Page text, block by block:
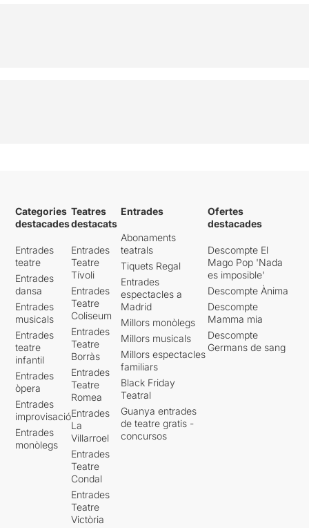
Categories
destacades
Entrades
teatre
Entrades
dansa
Entrades
musicals
Entrades
teatre
infantil
Entrades
òpera
Entrades
improvisació
Entrades
monòlegs
Teatres
destacats
Entrades
Teatre
Tívoli
Entrades
Teatre
Coliseum
Entrades
Teatre
Borràs
Entrades
Teatre
Romea
Entrades
La
Villarroel
Entrades
Teatre
Condal
Entrades
Teatre
Victòria
Entrades
Abonaments
teatrals
Tiquets Regal
Entrades
espectacles a
Madrid
Millors monòlegs
Millors musicals
Millors espectacles
familiars
Black Friday
Teatral
Guanya entrades
de teatre gratis -
concursos
Ofertes
destacades
Descompte El
Mago Pop 'Nada
es imposible'
Descompte Ànima
Descompte
Mamma mia
Descompte
Germans de sang